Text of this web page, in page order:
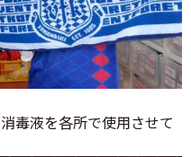
毒液を各所で使用させて